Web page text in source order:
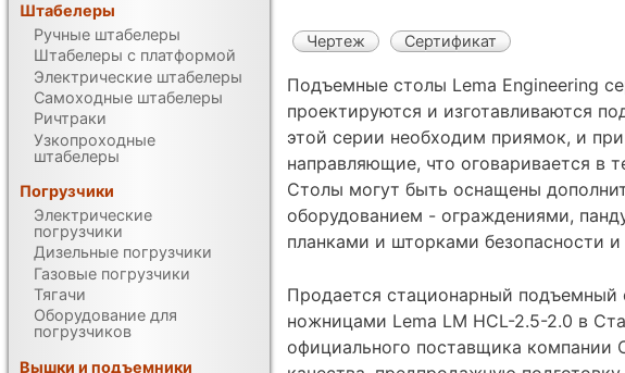
Чертеж Сертификат
Подъемные столы Lema Engineering
проектируются и изготавливаются
этой серии необходим приямок, и
направляющие, что оговаривается в
Столы могут быть оснащены
оборудованием - ограждениями,
планками и шторками безопасности и
Продается стационарный подъемный
ножницами Lema LM HCL-2.5-2.0 в
официального поставщика
Штабелеры
Ручные штабелеры
Штабелеры с платформой
Электрические штабелеры
Самоходные штабелеры
Ричтраки
Узкопроходные
штабелеры
Погрузчики
Электрические
погрузчики
Дизельные погрузчики
Газовые погрузчики
Тягачи
Оборудование для
погрузчиков
Вышки и подъемники